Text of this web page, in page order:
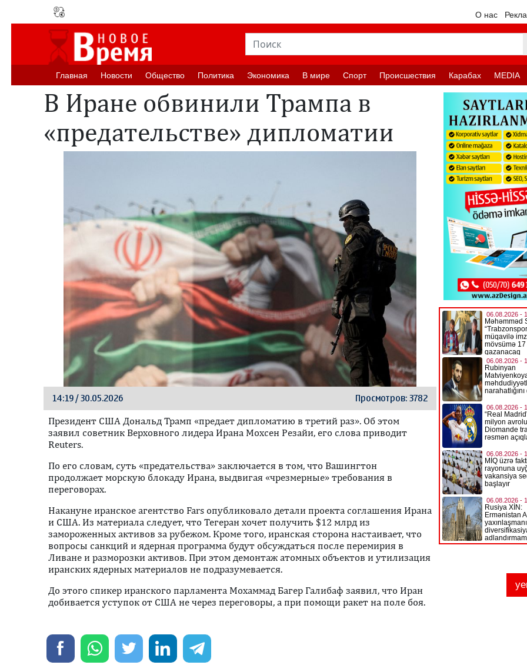
О нас
Главная Новости Oбщество Политика Экономика В мире Спорт Происшествия Карабах MEDIA
В Иране обвинили Трампа в
«предательстве» дипломатии
14:19 / 30.05.2026 Просмотров: 3782
Президент США Дональд Трамп «предает дипломатию в третий раз». Об этом
заявил советник Верховного лидера Ирана Мохсен Резайи, его слова приводит
Reuters.
По его словам, суть «предательства» заключается в том, что Вашингтон
продолжает морскую блокаду Ирана, выдвигая «чрезмерные» требования в
переговорах.
Накануне иранское агентство Fars опубликовало детали проекта соглашения Ирана
и США. Из материала следует, что Тегеран хочет получить $12 млрд из
замороженных активов за рубежом. Кроме того, иранская сторона настаивает, что
вопросы санкций и ядерная программа будут обсуждаться после перемирия в
Ливане и разморозки активов. При этом демонтаж атомных объектов и утилизация
иранских ядерных материалов не подразумевается.
До этого спикер иранского парламента Мохаммад Багер Галибаф заявил, что Иран
добивается уступок от США не через переговоры, а при помощи ракет на поле боя.